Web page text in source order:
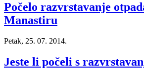
Počelo razvrstavanje
Manastiru
Petak, 25. 07. 2014.
Jeste li počeli s